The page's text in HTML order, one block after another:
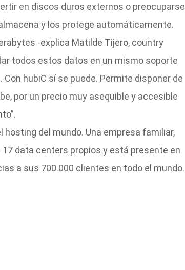
en discos duros externos o preocuparse
y los protege automáticamente.
-explica Matilde Tijero, country
todos estos datos en un mismo soporte
hubiC sí se puede. Permite disponer de
por un precio muy asequible y accesible
hosting del mundo. Una empresa familiar,
data centers propios y está presente en
a sus 700.000 clientes en todo el mundo.